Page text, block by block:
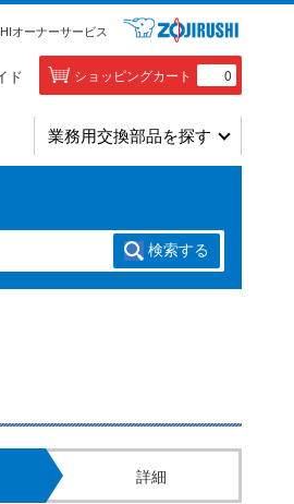
オーナーサービス
ド ショッピングカート 0
業務用交換部品を探す
検索する
詳細